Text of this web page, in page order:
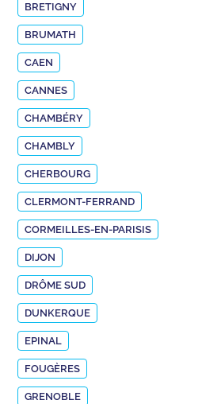
BRETIGNY
BRUMATH
CAEN
CANNES
CHAMBÉRY
CHAMBLY
CHERBOURG
CLERMONT-FERRAND
CORMEILLES-EN-PARISIS
DIJON
DRÔME SUD
DUNKERQUE
EPINAL
FOUGÈRES
GRENOBLE